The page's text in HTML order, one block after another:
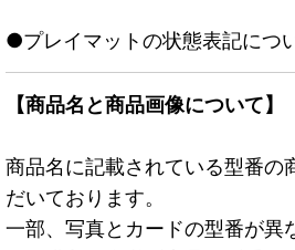
●プレイマットの状態表記につ
【商品名と商品画像について】
商品名に記載されている型番の
だいております。
一部、写真とカードの型番が異